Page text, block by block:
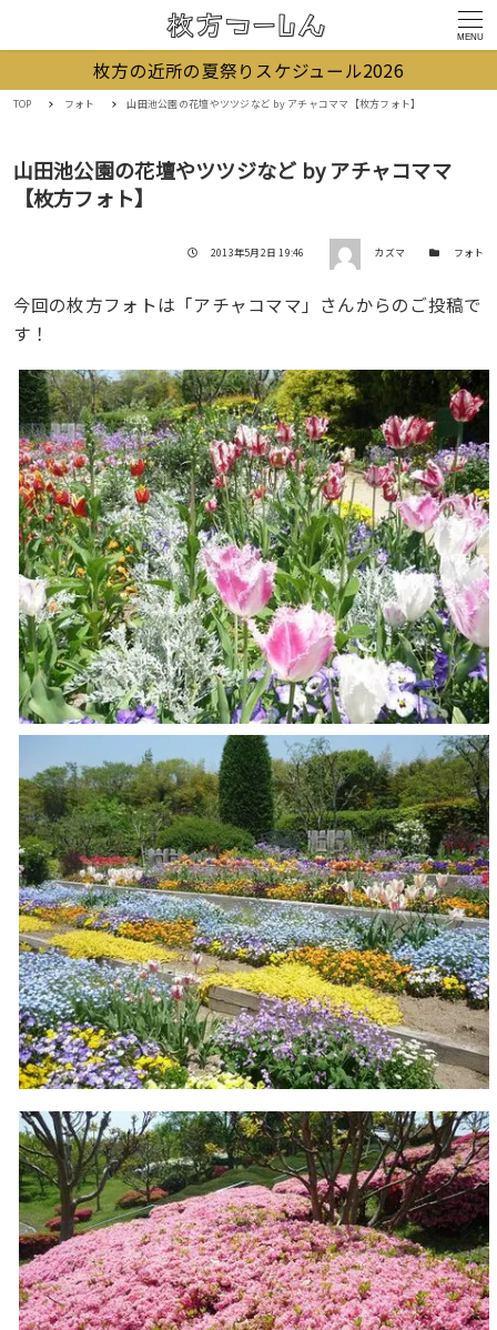
MENU
枚方の近所の夏祭りスケジュール2026
TOP フォト 山田池公園の花壇やツツジなど by アチャコママ【枚方フォト】
山田池公園の花壇やツツジなど by アチャコママ
【枚方フォト】
投稿日
2013年5月2日 19:46 著者 カズマ カテゴリー
フォト
今回の枚方フォトは「アチャコママ」さんからのご投稿で
す！